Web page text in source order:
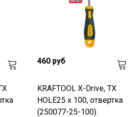
460 руб
KRAFTOOL Х-Drive, TX
HOLE25 x 100, отвертка
(250077-25-100)